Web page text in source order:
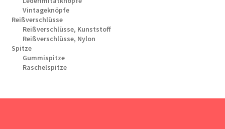
Vintageknöpfe
Reißverschlüsse
Reißverschlüsse, Kunststoff
Reißverschlüsse, Nylon
Spitze
Gummispitze
Raschelspitze